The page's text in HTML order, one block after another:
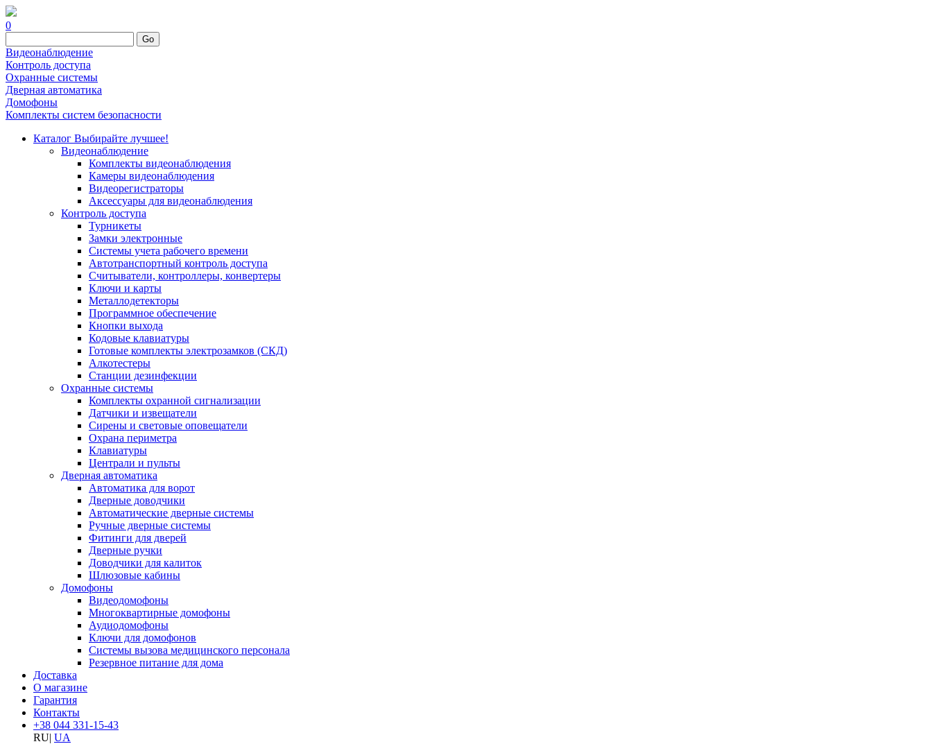
0
Go
Видеонаблюдение
Контроль доступа
Охранные системы
Дверная автоматика
Домофоны
Комплекты систем безопасности
Каталог Выбирайте лучшее!
Видеонаблюдение
Комплекты видеонаблюдения
Камеры видеонаблюдения
Видеорегистраторы
Аксессуары для видеонаблюдения
Контроль доступа
Турникеты
Замки электронные
Системы учета рабочего времени
Автотранспортный контроль доступа
Считыватели, контроллеры, конвертеры
Ключи и карты
Металлодетекторы
Программное обеспечение
Кнопки выхода
Кодовые клавиатуры
Готовые комплекты электрозамков (СКД)
Алкотестеры
Станции дезинфекции
Охранные системы
Комплекты охранной сигнализации
Датчики и извещатели
Сирены и световые оповещатели
Охрана периметра
Клавиатуры
Централи и пульты
Дверная автоматика
Автоматика для ворот
Дверные доводчики
Автоматические дверные системы
Ручные дверные системы
Фитинги для дверей
Дверные ручки
Доводчики для калиток
Шлюзовые кабины
Домофоны
Видеодомофоны
Многоквартирные домофоны
Аудиодомофоны
Ключи для домофонов
Системы вызова медицинского персонала
Резервное питание для дома
Доставка
О магазине
Гарантия
Контакты
+38 044 331-15-43
RU| UA